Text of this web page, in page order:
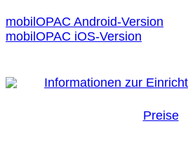
mobilOPAC Android-Version
mobilOPAC iOS-Version
Informationen zur
Preise